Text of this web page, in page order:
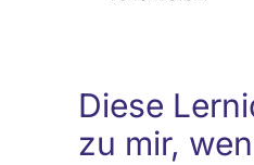
Diese
zu mir,